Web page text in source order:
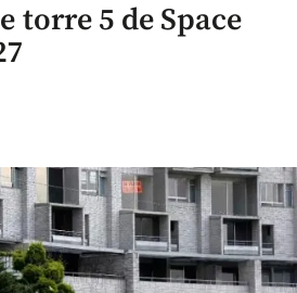
torre 5 de Space